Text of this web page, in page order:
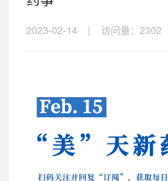
2023-02-14 | 访问量： 2302